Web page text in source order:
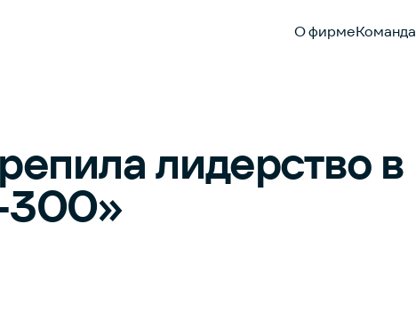
О фирмеКоманда
лидерство в
300»